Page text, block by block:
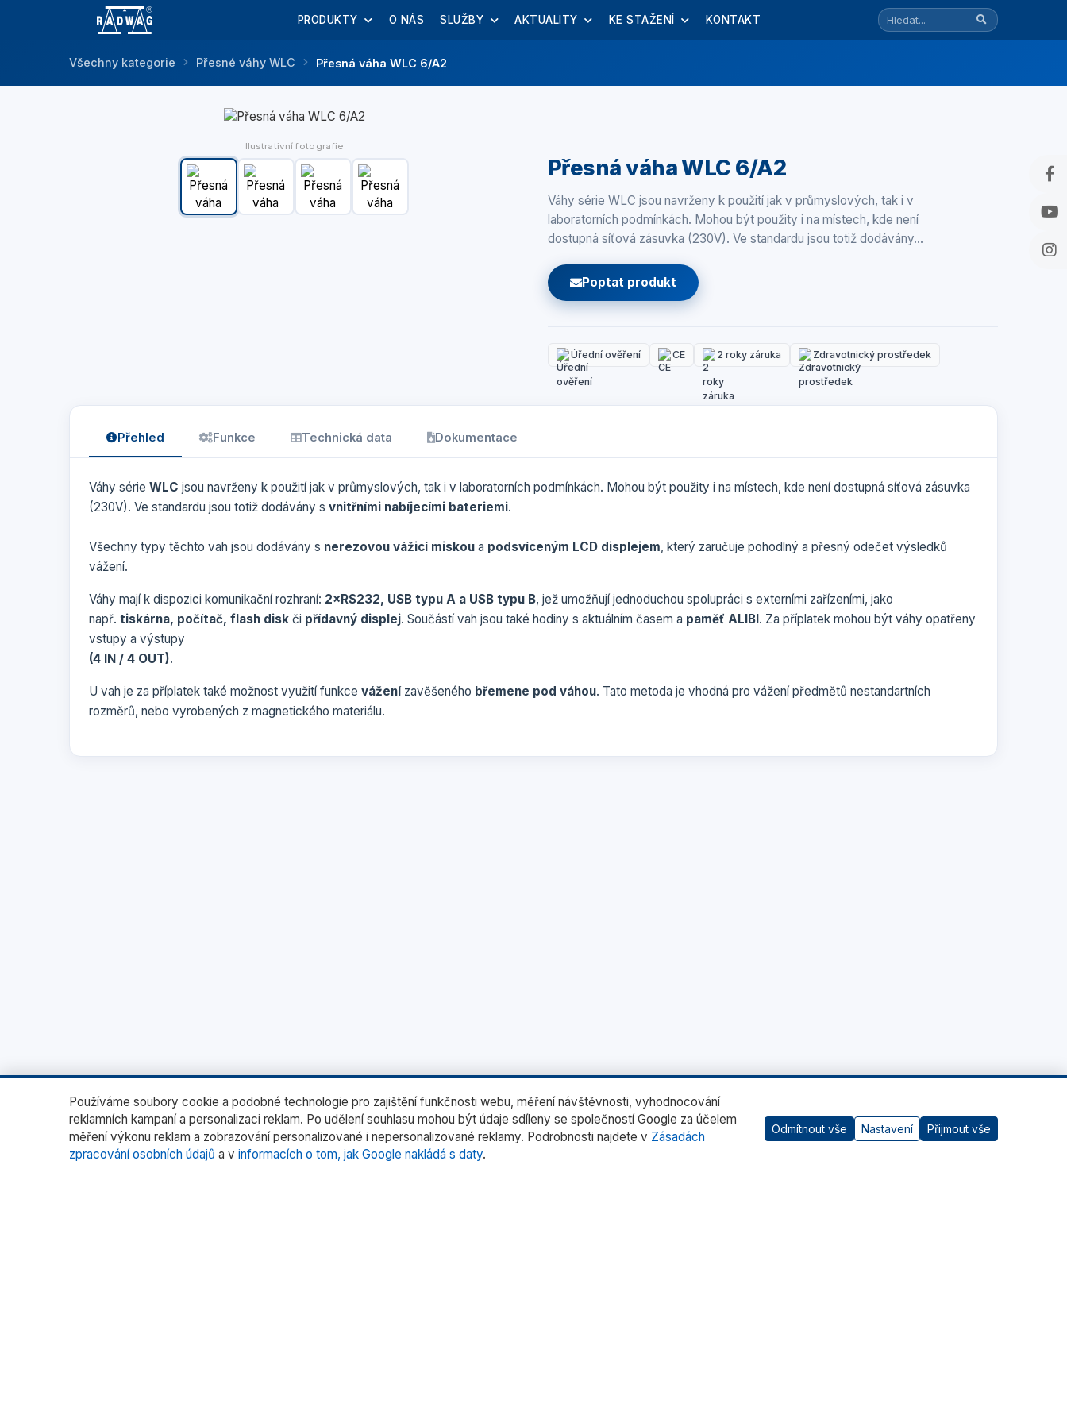
PRODUKTY O NÁS SLUŽBY AKTUALITY KE STAŽENÍ KONTAKT
Všechny kategorie Přesné váhy WLC Přesná váha WLC 6/A2
Ilustrativní fotografie
Přesná váha WLC 6/A2
Váhy série WLC jsou navrženy k použití jak v průmyslových, tak i v
laboratorních podmínkách. Mohou být použity i na místech, kde není
dostupná síťová zásuvka (230V). Ve standardu jsou totiž dodávány…
Poptat produkt
Úřední ověření CE 2 roky záruka Zdravotnický prostředek
Přehled Funkce Technická data Dokumentace
Váhy série WLC jsou navrženy k použití jak v průmyslových, tak i v laboratorních podmínkách. Mohou být použity i na místech, kde není dostupná síťová zásuvka
(230V). Ve standardu jsou totiž dodávány s vnitřními nabíjecími bateriemi.
Všechny typy těchto vah jsou dodávány s nerezovou vážicí miskou a podsvíceným LCD displejem, který zaručuje pohodlný a přesný odečet výsledků
vážení.
Váhy mají k dispozici komunikační rozhraní: 2×RS232, USB typu A a USB typu B, jež umožňují jednoduchou spolupráci s externími zařízeními, jako
např. tiskárna, počítač, flash disk či přídavný displej. Součástí vah jsou také hodiny s aktuálním časem a paměť ALIBI. Za příplatek mohou být váhy opatřeny
vstupy a výstupy
(4 IN / 4 OUT).
U vah je za příplatek také možnost využití funkce váženízavěšeného břemene pod váhou. Tato metoda je vhodná pro vážení předmětů nestandartních
rozměrů, nebo vyrobených z magnetického materiálu.
AI asistent
Používáme soubory cookie a podobné technologie pro zajištění funkčnosti webu, měření návštěvnosti, vyhodnocování
reklamních kampaní a personalizaci reklam. Po udělení souhlasu mohou být údaje sdíleny se společností Google za účelem
měření výkonu reklam a zobrazování personalizované i nepersonalizované reklamy. Podrobnosti najdete v Zásadách
zpracování osobních údajů a v informacích o tom, jak Google nakládá s daty.
Odmítnout vše Nastavení Přijmout vše